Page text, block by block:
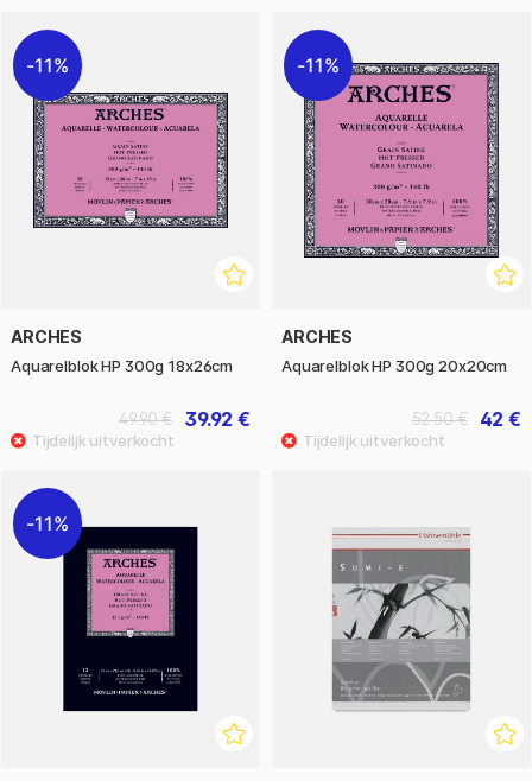
11%
ARCHES
Aquarelblok HP 300g 18x26cm
39.92 €
49.90 €
11%
ARCHES
Aquarelblok HP 300g 20x20cm
42 €
52.50 €
11%